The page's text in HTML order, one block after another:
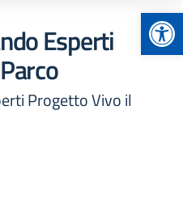
Esperti
Progetto Vivo il